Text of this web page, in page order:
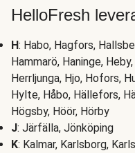
HelloFresh
H: Habo, Hagfors,
Hammarö, Haninge,
Herrljunga, Hjo, Hofors,
Hylte, Håbo, Hällefors,
Högsby, Höör, Hörby
J: Järfälla, Jönköping
K: Kalmar, Karlsborg,